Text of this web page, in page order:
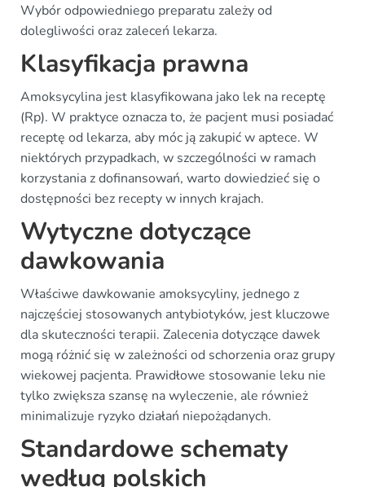
Wybór odpowiedniego preparatu zależy od
dolegliwości oraz zaleceń lekarza.
Klasyfikacja prawna
Amoksycylina jest klasyfikowana jako lek na receptę
(Rp). W praktyce oznacza to, że pacjent musi posiadać
receptę od lekarza, aby móc ją zakupić w aptece. W
niektórych przypadkach, w szczególności w ramach
korzystania z dofinansowań, warto dowiedzieć się o
dostępności bez recepty w innych krajach.
Wytyczne dotyczące
dawkowania
Właściwe dawkowanie amoksycyliny, jednego z
najczęściej stosowanych antybiotyków, jest kluczowe
dla skuteczności terapii. Zalecenia dotyczące dawek
mogą różnić się w zależności od schorzenia oraz grupy
wiekowej pacjenta. Prawidłowe stosowanie leku nie
tylko zwiększa szansę na wyleczenie, ale również
minimalizuje ryzyko działań niepożądanych.
Standardowe schematy
według polskich